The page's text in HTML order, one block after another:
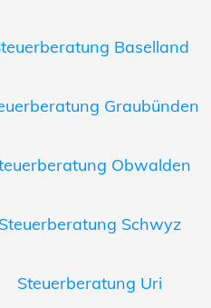
Baselland
Graubünden
Obwalden
Steuerberatung Schwyz
Steuerberatung Uri